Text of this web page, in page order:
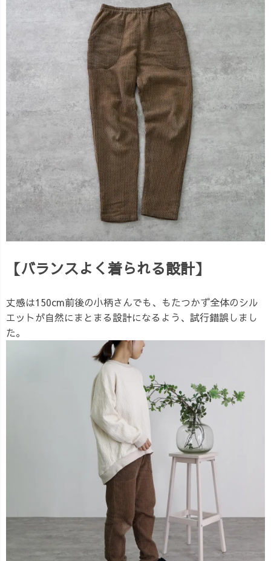
【バランスよく着られる設計】
丈感は150cm前後の小柄さんでも、もたつかず全体のシル
エットが自然にまとまる設計になるよう、試行錯誤しまし
た。